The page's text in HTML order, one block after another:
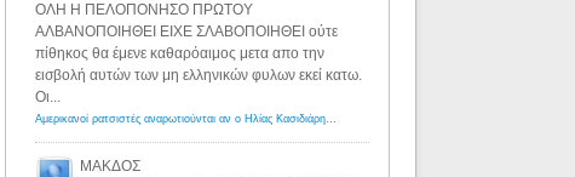
ΟΛΗ Η ΠΕΛΟΠΟΝΗΣΟ ΠΡΩΤΟΥ
ΑΛΒΑΝΟΠΟΙΗΘΕΙ ΕΙΧΕ ΣΛΑΒΟΠΟΙΗΘΕΙ ούτε
πίθηκος θα έμενε καθαρόαιμος μετα απο την
εισβολή αυτών των μη ελληνικών φυλων εκεί κατω.
Οι...
Αμερικανοί ρατσιστές αναρωτιούνται αν ο Ηλίας Κασιδιάρης ανήκει στη λευκή φυλή... - Λόγιος Ερμής
ΜΑΚΔΟΣ